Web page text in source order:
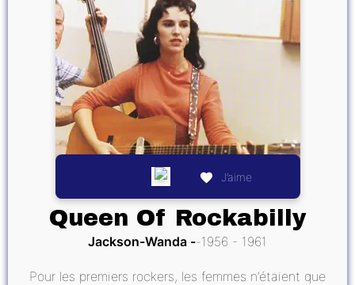
J’aime
Queen Of Rockabilly
Jackson-Wanda 1956 - 1961
Pour les premiers rockers, les femmes n’étaient que